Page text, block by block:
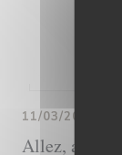
Allez, allons
11/03/2019